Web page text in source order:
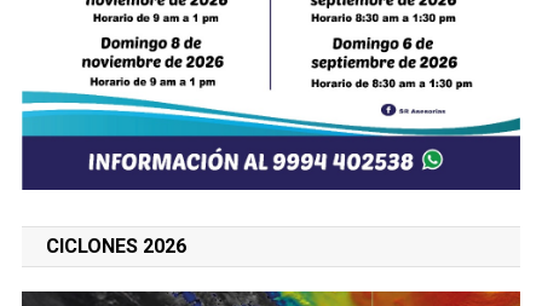
CICLONES 2026